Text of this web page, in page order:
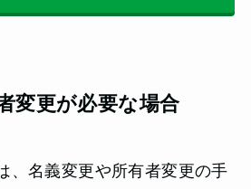
変更が必要な場合
、名義変更や所有者変更の手